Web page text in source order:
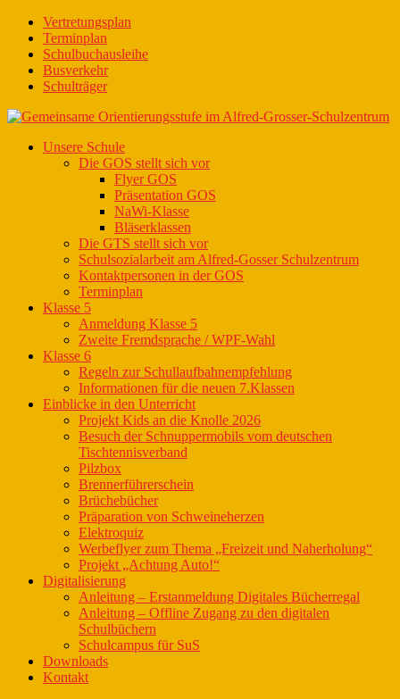
Vertretungsplan
Terminplan
Schulbuchausleihe
Busverkehr
Schulträger
Unsere Schule
Die GOS stellt sich vor
Flyer GOS
Präsentation GOS
NaWi-Klasse
Bläserklassen
Die GTS stellt sich vor
Schulsozialarbeit am Alfred-Gosser Schulzentrum
Kontaktpersonen in der GOS
Terminplan
Klasse 5
Anmeldung Klasse 5
Zweite Fremdsprache / WPF-Wahl
Klasse 6
Regeln zur Schullaufbahnempfehlung
Informationen für die neuen 7.Klassen
Einblicke in den Unterricht
Projekt Kids an die Knolle 2026
Besuch der Schnuppermobils vom deutschen
Tischtennisverband
Pilzbox
Brennerführerschein
Brüchebücher
Präparation von Schweineherzen
Elektroquiz
Werbeflyer zum Thema „Freizeit und Naherholung“
Projekt „Achtung Auto!“
Digitalisierung
Anleitung – Erstanmeldung Digitales Bücherregal
Anleitung – Offline Zugang zu den digitalen
Schulbüchern
Schulcampus für SuS
Downloads
Kontakt